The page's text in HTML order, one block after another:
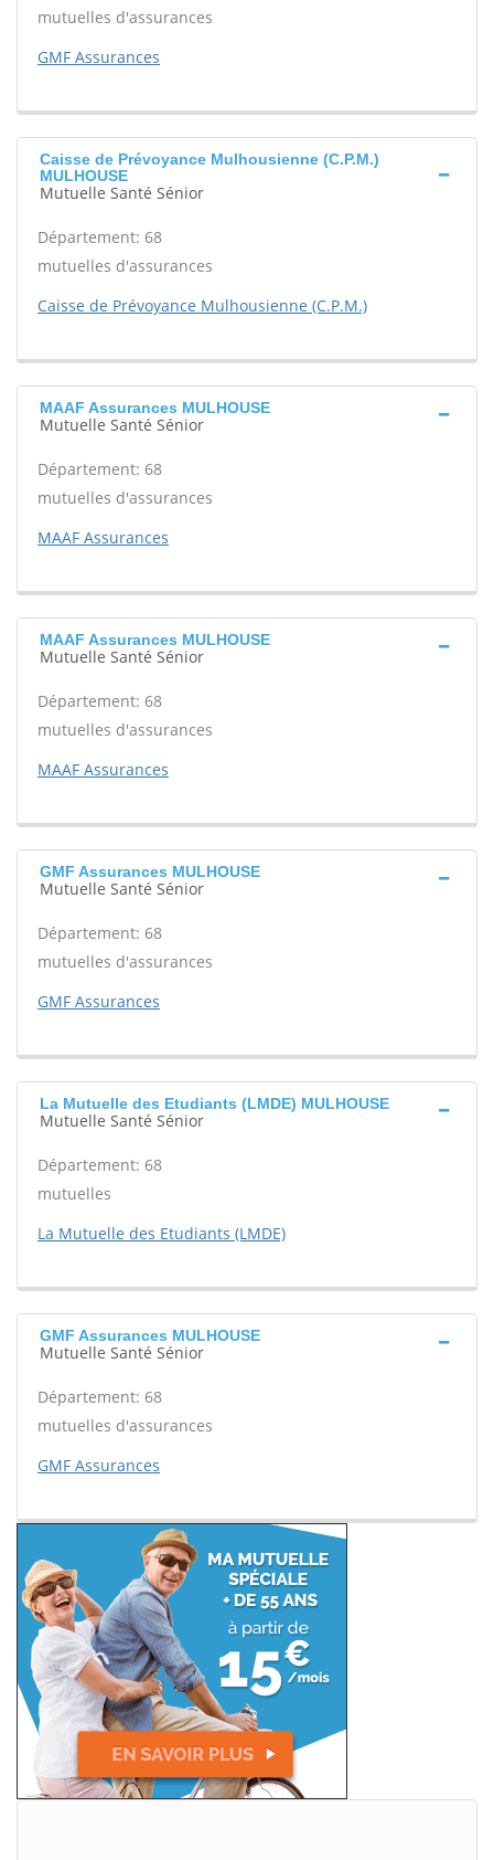
mutuelles d'assurances
GMF Assurances
Caisse de Prévoyance Mulhousienne (C.P.M.)
MULHOUSE
Mutuelle Santé Sénior
Département: 68
mutuelles d'assurances
Caisse de Prévoyance Mulhousienne (C.P.M.)
MAAF Assurances MULHOUSE
Mutuelle Santé Sénior
Département: 68
mutuelles d'assurances
MAAF Assurances
MAAF Assurances MULHOUSE
Mutuelle Santé Sénior
Département: 68
mutuelles d'assurances
MAAF Assurances
GMF Assurances MULHOUSE
Mutuelle Santé Sénior
Département: 68
mutuelles d'assurances
GMF Assurances
La Mutuelle des Etudiants (LMDE) MULHOUSE
Mutuelle Santé Sénior
Département: 68
mutuelles
La Mutuelle des Etudiants (LMDE)
GMF Assurances MULHOUSE
Mutuelle Santé Sénior
Département: 68
mutuelles d'assurances
GMF Assurances